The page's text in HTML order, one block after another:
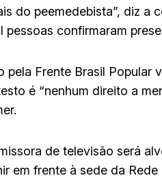
do peemedebista”, diz
pessoas confirmaram
pela Frente Brasil
é “nenhum direito a
de televisão será
em frente à sede da